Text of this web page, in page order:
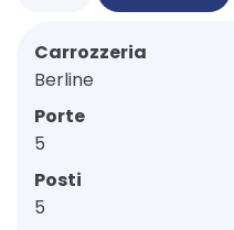
Carrozzeria
Berline
Porte
5
Posti
5